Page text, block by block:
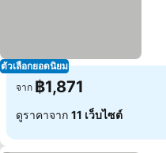
ตัวเลือกยอดนิยม
จาก ฿1,871
ดูราคาจาก 11 เว็บไซต์